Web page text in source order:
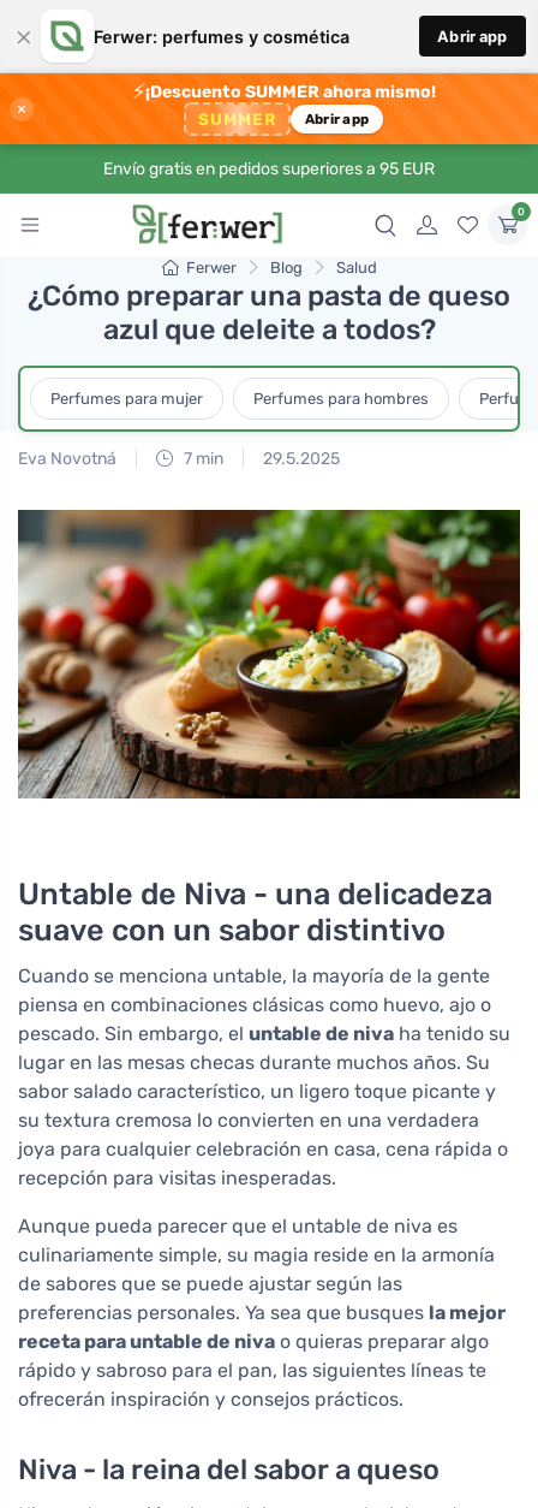
× Ferwer: perfumes y cosmética Abrir app
×
⚡¡Descuento SUMMER ahora mismo!
SUMMER Abrir app
Envío gratis en pedidos superiores a 95 EUR
0
Ferwer Blog Salud
¿Cómo preparar una pasta de queso
azul que deleite a todos?
Perfumes para mujer Perfumes para hombres
Eva Novotná 7 min 29.5.2025
Untable de Niva - una delicadeza
suave con un sabor distintivo
Cuando se menciona untable, la mayoría de la gente
piensa en combinaciones clásicas como huevo, ajo o
pescado. Sin embargo, el untable de niva ha tenido su
lugar en las mesas checas durante muchos años. Su
sabor salado característico, un ligero toque picante y
su textura cremosa lo convierten en una verdadera
joya para cualquier celebración en casa, cena rápida o
recepción para visitas inesperadas.
Aunque pueda parecer que el untable de niva es
culinariamente simple, su magia reside en la armonía
de sabores que se puede ajustar según las
preferencias personales. Ya sea que busques la mejor
receta para untable de niva o quieras preparar algo
rápido y sabroso para el pan, las siguientes líneas te
ofrecerán inspiración y consejos prácticos.
Niva - la reina del sabor a queso